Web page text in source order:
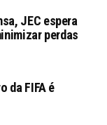
JEC espera
perdas
da FIFA é